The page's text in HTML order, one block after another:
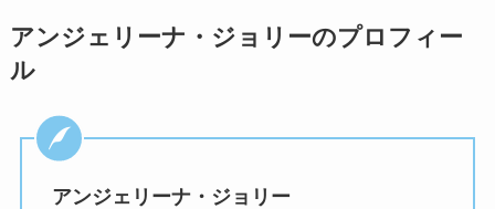
アンジェリーナ・ジョリーのプロフィー
ル
アンジェリーナ・ジョリー